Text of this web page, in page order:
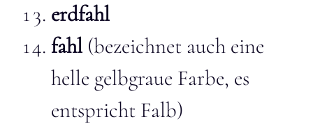
erdfahl
fahl (bezeichnet auch eine
helle gelbgraue Farbe, es
entspricht Falb)